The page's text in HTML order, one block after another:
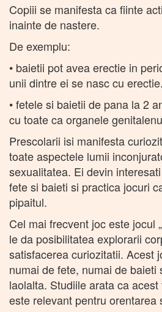
Copiii se manifesta ca fiinte
inainte de nastere.
De exemplu:
• baietii pot avea erectie in
unii dintre ei se nasc cu erectie.
• fetele si baietii de pana la 2
cu toate ca organele
Prescolarii isi manifesta
toate aspectele lumii
sexualitatea. Ei devin
fete si baieti si practica jocuri
pipaitul.
Cel mai frecvent joc este jocul
le da posibilitatea explorarii
satisfacerea curiozitatii. Acest
numai de fete, numai de baieti
laolalta. Studiile arata ca
este relevant pentru orentarea